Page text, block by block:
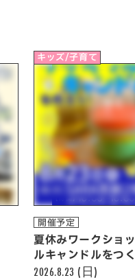
キッズ/子育て
開催予定
夏休みワークショ
ルキャンドルをつ
2026.8.23 (日)